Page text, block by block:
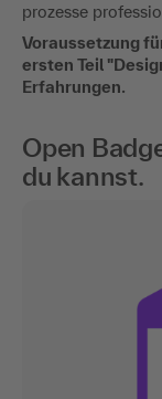
prozesse
Voraussetzung
ersten Teil
Erfahrungen.
Open
du kannst.